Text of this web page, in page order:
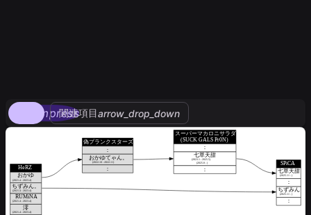
compress
関連項目arrow_drop_down